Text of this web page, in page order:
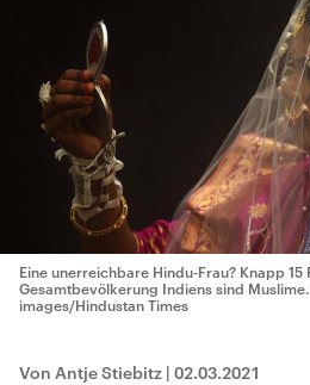
Eine unerreichbare Hindu-Frau? Knapp 15
Gesamtbevölkerung Indiens sind Muslime.
images/Hindustan Times
Von Antje Stiebitz | 02.03.2021